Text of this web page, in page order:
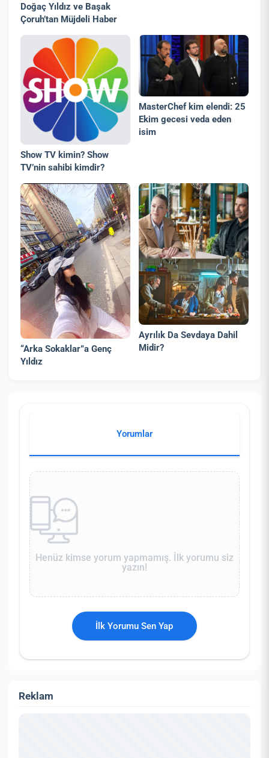
Doğaç Yıldız ve Başak
Çoruh’tan Müjdeli Haber
Show TV kimin? Show
TV’nin sahibi kimdir?
MasterChef kim elendi: 25
Ekim gecesi veda eden
isim
“Arka Sokaklar”a Genç
Yıldız
Ayrılık Da Sevdaya Dahil
Midir?
Yorumlar
Henüz kimse yorum yapmamış. İlk yorumu siz
yazın!
İlk Yorumu Sen Yap
Reklam